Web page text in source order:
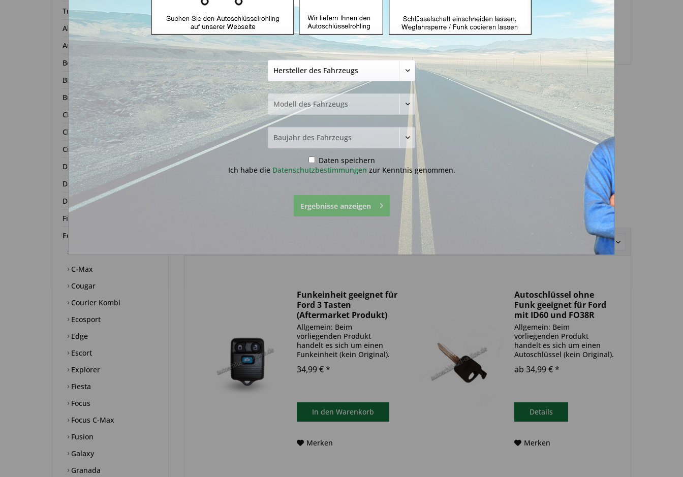
Transponder
Alfa Romeo
Audi
Bentley
BMW
Buick
Chevrolet
Chrysler
Citroën
Dacia
Daihatsu
Dodge
Fiat
Ford
B-Max
C-Max
Cougar
Courier Kombi
Ecosport
Edge
Escort
Explorer
Fiesta
Focus
Focus C-Max
Fusion
Galaxy
Granada
Autoschlüssel mit Funk Autoschlüssel ohne Funk
Autoschlüsselgehäuse und
Zubehör
Transponder
Autoschlüssel nicht
Funkeinheit geeignet für
Ford 3 Tasten
(Aftermarket Produkt)
Allgemein: Beim
vorliegenden Produkt
handelt es sich um einen
Funkeinheit (kein Original).
geeignet für: Ford
Schlüsselrohling: keinen
Funkeinheit: 433,92 Mhz
34,99 € *
In den Warenkorb
Merken
Autoschlüssel ohne
Funk geeignet für Ford
mit ID60 und FO38R
(Aftermarket Produkt)
Allgemein: Beim
vorliegenden Produkt
handelt es sich um einen
Autoschlüssel (kein Original).
Es ist eine Wegfahrsperre
(Transponder) verbaut. Bitte
gleicht. Ablauf -
Autoschlüssel inkl....
ab 34,99 € *
Details
Merken
Daten speichern
Ich habe die Datenschutzbestimmungen zur Kenntnis genommen.
Ergebnisse anzeigen